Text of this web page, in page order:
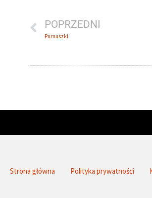
POPRZEDNI
Purnuszki
Strona główna Polityka prywatności